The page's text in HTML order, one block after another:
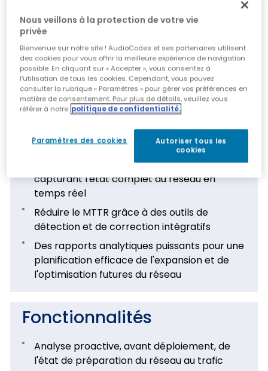
commerciaux hébergés et les contact
centers
Réduction des coûts d'exploitation et du coût
total de possession grâce à l'utilisation
d'outils centralisés pour gérer à distance les
composants du réseau VoIP
Efficacité et simplification de l'exploitation,
de l'administration et de la gestion des
pannes des appareils
Vue intuitive du réseau en temps réel,
capturant l'état complet du réseau en
temps réel
Réduire le MTTR grâce à des outils de
détection et de correction intégratifs
Des rapports analytiques puissants pour une
planification efficace de l'expansion et de
l'optimisation futures du réseau
Fonctionnalités
Analyse proactive, avant déploiement, de
l'état de préparation du réseau au trafic
Nous veillons à la protection de votre vie
privée
Bienvenue sur notre site ! AudioCodes et ses partenaires utilisent
des cookies pour vous offrir la meilleure expérience de navigation
possible. En cliquant sur « Accepter », vous consentez à
l'utilisation de tous les cookies. Cependant, vous pouvez
consulter la rubrique « Paramètres » pour gérer vos préférences en
matière de consentement. Pour plus de détails, veuillez vous
référer à notre politique de confidentialité.
Paramètres des cookies
Autoriser tous les
cookies